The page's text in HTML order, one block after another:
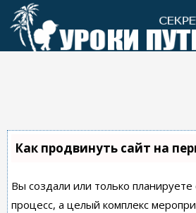
Перейти
контенту
Как продвинуть сайт на
Вы создали или только
процесс, а целый комплекс